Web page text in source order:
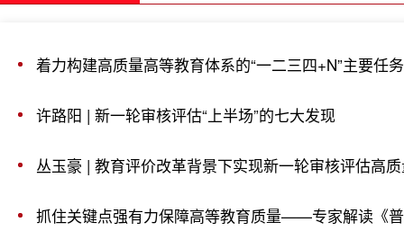
着力构建高质量高等教育体系的“一二三四+N”主要任务
许路阳 | 新一轮审核评估“上半场”的七大发现